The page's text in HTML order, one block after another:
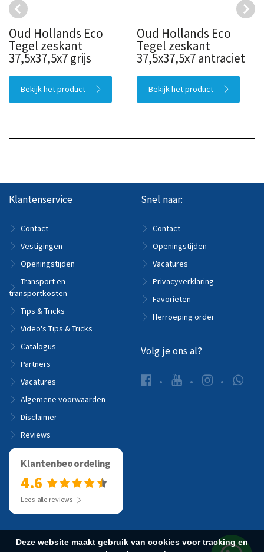
Oud Hollands Eco
Tegel zeskant
37,5x37,5x7 grijs
Bekijk het product
Oud Hollands Eco
Tegel zeskant
37,5x37,5x7 antraciet
Bekijk het product
Klantenservice
Contact
Vestigingen
Openingstijden
Transport en
transportkosten
Tips & Tricks
Video's Tips & Tricks
Catalogus
Partners
Vacatures
Algemene voorwaarden
Disclaimer
Reviews
Snel naar:
Contact
Openingstijden
Vacatures
Privacyverklaring
Favorieten
Herroeping order
Volg je ons al?
Klantenbeoordeling
4.6
Lees alle reviews
Deze website maakt gebruik van cookies voor tracking en